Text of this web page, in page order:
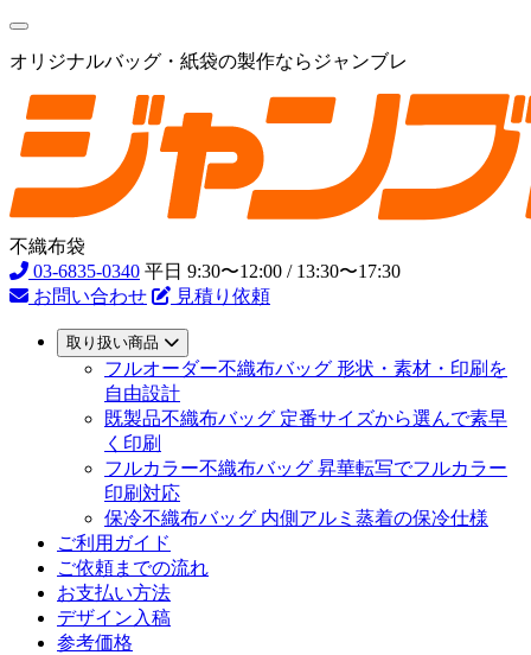
オリジナルバッグ・紙袋の製作ならジャンブレ
不織布袋
03-6835-0340 平日 9:30〜12:00 / 13:30〜17:30
お問い合わせ
見積り依頼
取り扱い商品
フルオーダー不織布バッグ 形状・素材・印刷を
自由設計
既製品不織布バッグ 定番サイズから選んで素早
く印刷
フルカラー不織布バッグ 昇華転写でフルカラー
印刷対応
保冷不織布バッグ 内側アルミ蒸着の保冷仕様
ご利用ガイド
ご依頼までの流れ
お支払い方法
デザイン入稿
参考価格